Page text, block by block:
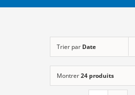
Les événements
Trier par Date
Montrer24 produits